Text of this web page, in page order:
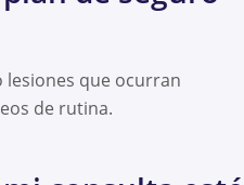
lesiones que ocurran
de rutina.